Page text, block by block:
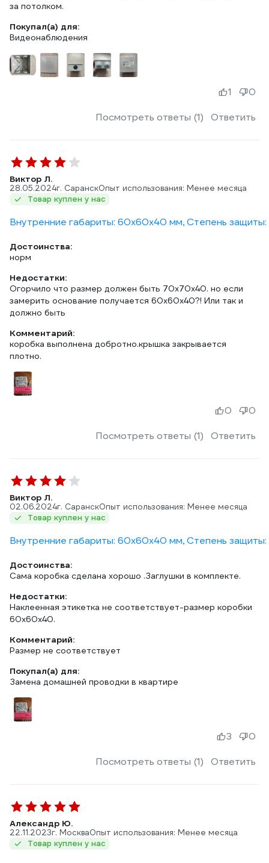
за потолком.
Покупал(а) для:
Видеонаблюдения
Посмотреть ответы (1) Ответить
1 0
Виктор Л.
28.05.2024г. СаранскОпыт использования: Менее месяца
Товар куплен у нас
Внутренние габариты: 60х60х40 мм, Степень
Достоинства:
норм
Недостатки:
Огорчило что размер должен быть 70х70х40. но если
замерить основание получается 60х60х40?! Или так и
должно быть
Комментарий:
коробка выполнена добротно.крышка закрывается
плотно.
Посмотреть ответы (1) Ответить
0 0
Виктор Л.
02.06.2024г. СаранскОпыт использования: Менее месяца
Товар куплен у нас
Внутренние габариты: 60х60х40 мм, Степень
Достоинства:
Сама коробка сделана хорошо .Заглушки в комплекте.
Недостатки:
Наклеенная этикетка не соответствует-размер коробки
60х60х40.
Комментарий:
Размер не соответствует
Покупал(а) для:
Замена домашней проводки в квартире
Посмотреть ответы (1) Ответить
3 0
Александр Ю.
22.11.2023г. МоскваОпыт использования: Менее месяца
Товар куплен у нас